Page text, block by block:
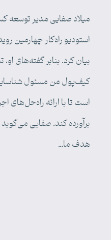
میلاد صفایی مدیر توسعه
بیان کرد. بنابر گفته‌های
کیف‌پول من مسئول
است تا با ارائه راه‌حل‌های
برآورده کند. صفایی
هدف ما…